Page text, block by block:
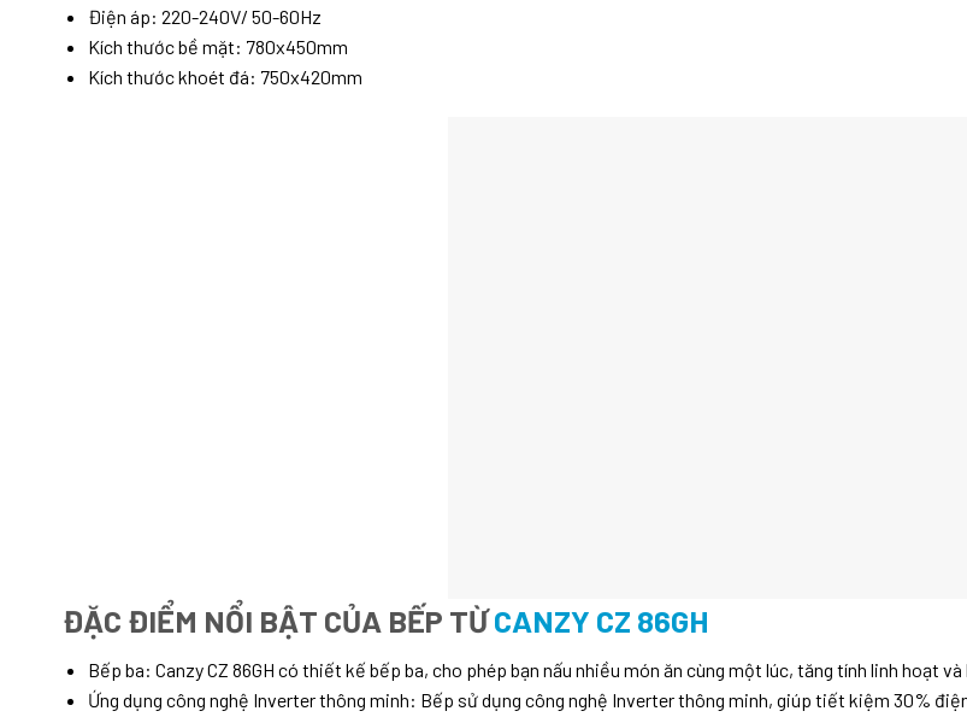
Điện áp: 220-240V/ 50-60Hz
Kích thước bề mặt: 780x450mm
Kích thước khoét đá: 750x420mm
ĐẶC ĐIỂM NỔI BẬT CỦA BẾP TỪCANZY CZ 86GH
Bếp ba: Canzy CZ 86GH có thiết kế bếp ba, cho phép bạn nấu nhiều món ăn cùng một lúc, tăng tính linh hoạt
Ứng dụng công nghệ Inverter thông minh: Bếp sử dụng công nghệ Inverter thông minh, giúp tiết kiệm 30%